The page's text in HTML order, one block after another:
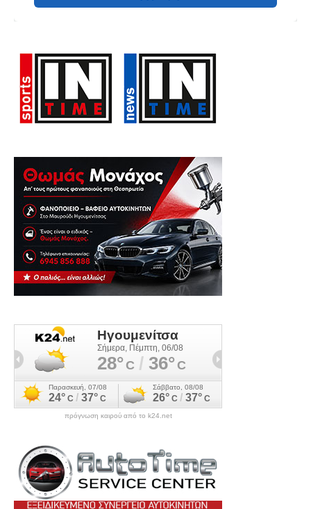
πρόγνωση καιρού από το k24.net